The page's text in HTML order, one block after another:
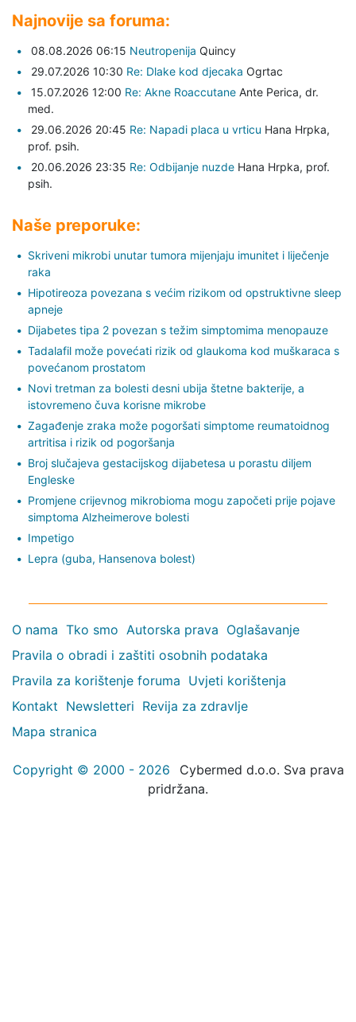
Najnovije sa foruma:
08.08.2026 06:15 Neutropenija Quincy
29.07.2026 10:30 Re: Dlake kod djecaka Ogrtac
15.07.2026 12:00 Re: Akne Roaccutane Ante Perica, dr.
med.
29.06.2026 20:45 Re: Napadi placa u vrticu Hana Hrpka,
prof. psih.
20.06.2026 23:35 Re: Odbijanje nuzde Hana Hrpka, prof.
psih.
Naše preporuke:
Skriveni mikrobi unutar tumora mijenjaju imunitet i liječenje
raka
Hipotireoza povezana s većim rizikom od opstruktivne sleep
apneje
Dijabetes tipa 2 povezan s težim simptomima menopauze
Tadalafil može povećati rizik od glaukoma kod muškaraca s
povećanom prostatom
Novi tretman za bolesti desni ubija štetne bakterije, a
istovremeno čuva korisne mikrobe
Zagađenje zraka može pogoršati simptome reumatoidnog
artritisa i rizik od pogoršanja
Broj slučajeva gestacijskog dijabetesa u porastu diljem
Engleske
Promjene crijevnog mikrobioma mogu započeti prije pojave
simptoma Alzheimerove bolesti
Impetigo
Lepra (guba, Hansenova bolest)
O nama Tko smo Autorska prava Oglašavanje
Pravila o obradi i zaštiti osobnih podataka
Pravila za korištenje foruma Uvjeti korištenja
Kontakt Newsletteri Revija za zdravlje
Mapa stranica
Copyright © 2000 - 2026
Cybermed d.o.o. Sva prava
pridržana.